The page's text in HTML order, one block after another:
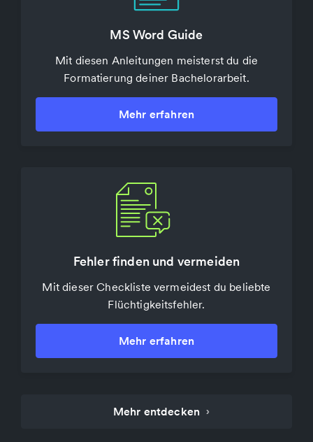
MS Word Guide
Mit diesen Anleitungen meisterst du die
Formatierung deiner Bachelorarbeit.
Mehr erfahren
Fehler finden und vermeiden
Mit dieser Checkliste vermeidest du beliebte
Flüchtigkeitsfehler.
Mehr erfahren
PDF komprimieren & konvertieren
Mit diesem kostenlosen Online-Tool löst du alle
deine PDF Probleme.
Mehr erfahren
Interviews transkribieren
Konvertiere deine Audio- und Videodateien
automatisch zu Text.
Mehr erfahren
Mehr entdecken ›